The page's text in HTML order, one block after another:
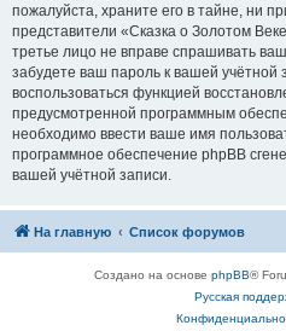
пожалуйста, храните его в тайне, ни
представители «Сказка о Золотом
третье лицо не вправе спрашивать
забудете ваш пароль к вашей учётной
воспользоваться функцией
предусмотренной программным
необходимо ввести ваше имя
программное обеспечение phpBB
вашей учётной записи.
На главную Список форумов
Создано на основе phpBB®
Русская